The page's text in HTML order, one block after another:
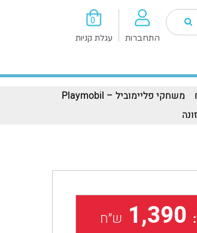
0
עגלת קניות התחברות
משחקי פליימוביל – Playmobil
1,390 ש״ח